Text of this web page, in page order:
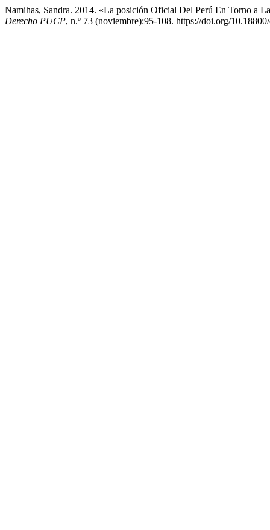
Namihas, Sandra. 2014. «La posición Oficial Del Perú En Torno a
Derecho PUCP, n.º 73 (noviembre):95-108. https://doi.org/